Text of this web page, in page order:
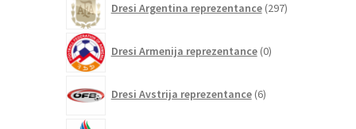
Dresi Argentina reprezentance 297izdelkov
Dresi Armenija reprezentance 0izdelkov
Dresi Avstrija reprezentance 6izdelkov